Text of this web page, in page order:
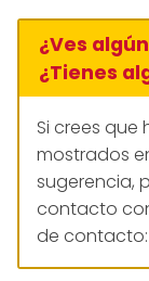
¿Ves
¿Tienes
Si crees que
mostrados
sugerencia,
contacto
de contacto: